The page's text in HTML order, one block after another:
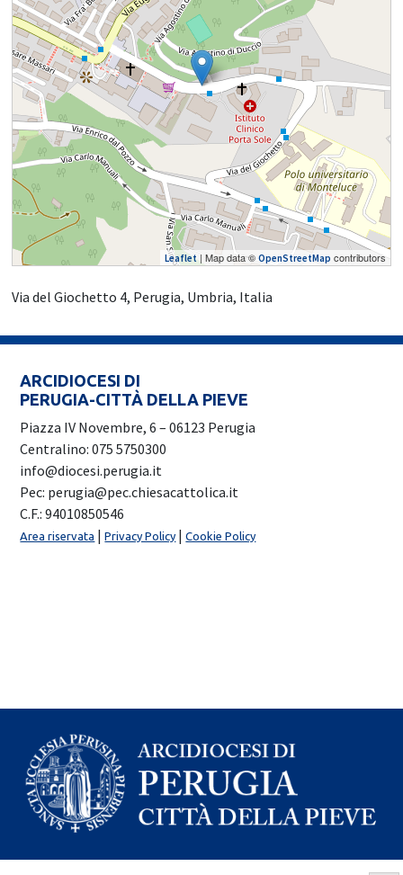
Leaflet| Map data © OpenStreetMap contributors
Via del Giochetto 4, Perugia, Umbria, Italia
ARCIDIOCESI DI
PERUGIA-CITTÀ DELLA PIEVE
Piazza IV Novembre, 6 – 06123 Perugia
Centralino: 075 5750300
info@diocesi.perugia.it
Pec: perugia@pec.chiesacattolica.it
C.F.: 94010850546
Area riservata |Privacy Policy |Cookie Policy